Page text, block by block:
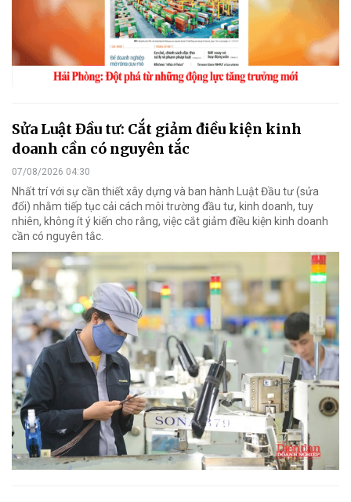
Sửa Luật Đầu tư: Cắt giảm điều kiện kinh
doanh cần có nguyên tắc
07/08/2026 04:30
Nhất trí với sự cần thiết xây dựng và ban hành Luật Đầu tư (sửa
đổi) nhằm tiếp tục cải cách môi trường đầu tư, kinh doanh, tuy
nhiên, không ít ý kiến cho rằng, việc cắt giảm điều kiện kinh doanh
cần có nguyên tắc.